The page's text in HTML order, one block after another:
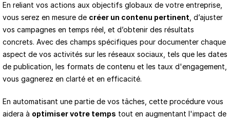
En reliant vos actions aux objectifs globaux de votre entreprise,
vous serez en mesure de créer un contenu pertinent , d’ajuster
vos campagnes en temps réel, et d’obtenir des résultats
concrets. Avec des champs spécifiques pour documenter chaque
aspect de vos activités sur les réseaux sociaux, tels que les dates
de publication, les formats de contenu et les taux d'engagement,
vous gagnerez en clarté et en efficacité.
En automatisant une partie de vos tâches, cette procédure vous
aidera à optimiser votre temps tout en augmentant l'impact de